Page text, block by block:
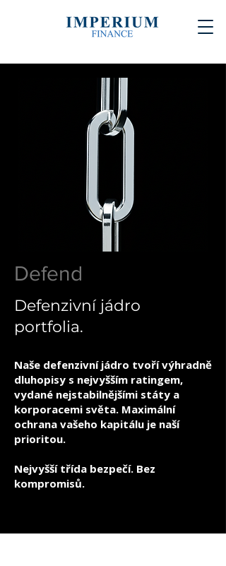
Defend
Defenzivní jádro
portfolia.
Naše defenzivní jádro tvoří výhradně
dluhopisy s nejvyšším ratingem,
vydané nejstabilnějšími státy a
korporacemi světa. Maximální
ochrana vašeho kapitálu je naší
prioritou.
Nejvyšší třída bezpečí. Bez
kompromisů.